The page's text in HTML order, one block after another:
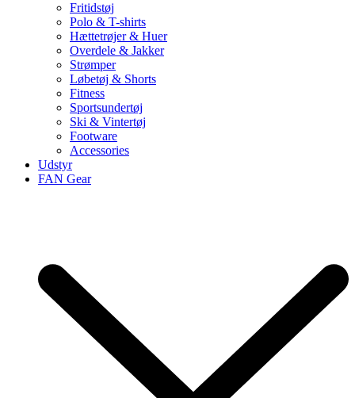
Fritidstøj
Polo & T-shirts
Hættetrøjer & Huer
Overdele & Jakker
Strømper
Løbetøj & Shorts
Fitness
Sportsundertøj
Ski & Vintertøj
Footware
Accessories
Udstyr
FAN Gear